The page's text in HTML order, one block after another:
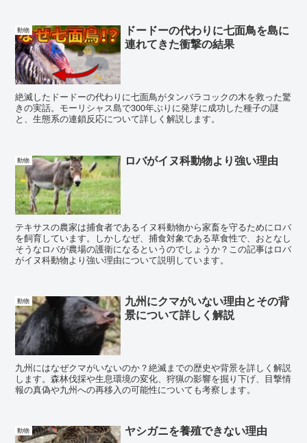
動物
ドードーの代わりに七面鳥を島に
連れてきた衝撃の結果
絶滅したドードーの代わりに七面鳥がタンバラコックの木を救った驚
きの実話。モーリシャス島で300年ぶりに発芽に成功した種子の謎
と、生態系の連鎖反応について詳しく解説します。
動物 ロバがイヌ科動物より強い理由
テキサスの農家は捕食者であるイヌ科動物から家畜を守るためにロバ
を飼育しています。しかしなぜ、捕食対象である草食性で、おとなし
そうなロバが農場の護衛になるというのでしょうか？この記事はロバ
がイヌ科動物より強い理由について説明しています。
動物
九州にクマがいない理由とその背
景について詳しく解説
九州にはなぜクマがいないのか？絶滅までの歴史や背景を詳しく解説
します。森林伐採や生息環境の変化、狩猟の影響を掘り下げ、目撃情
報の真偽や九州への再移入の可能性についても考察します。
動物 ヤシガニを養殖できない理由